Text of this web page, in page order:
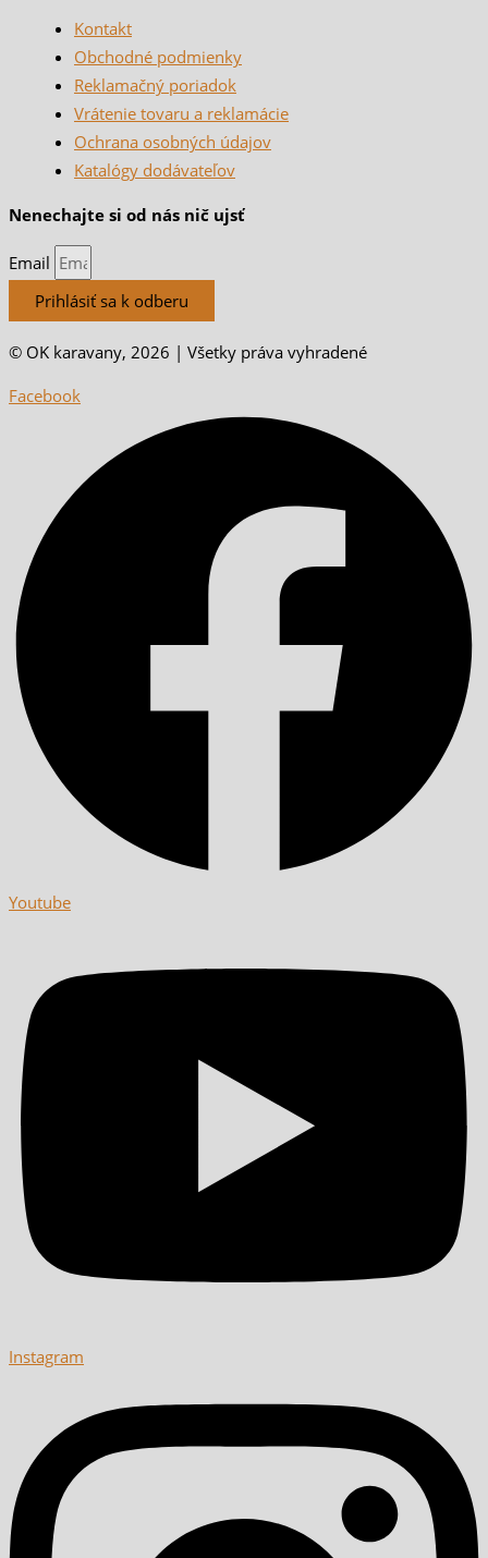
Kontakt
Obchodné podmienky
Reklamačný poriadok
Vrátenie tovaru a reklamácie
Ochrana osobných údajov
Katalógy dodávateľov
Nenechajte si od nás nič ujsť
Email
Prihlásiť sa k odberu
© OK karavany, 2026 | Všetky práva vyhradené
Facebook
Youtube
Instagram